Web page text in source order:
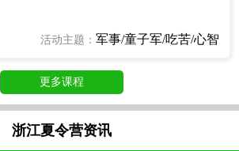
活动主题： 军事/童子军/吃苦/心智
更多课程
浙江夏令营资讯